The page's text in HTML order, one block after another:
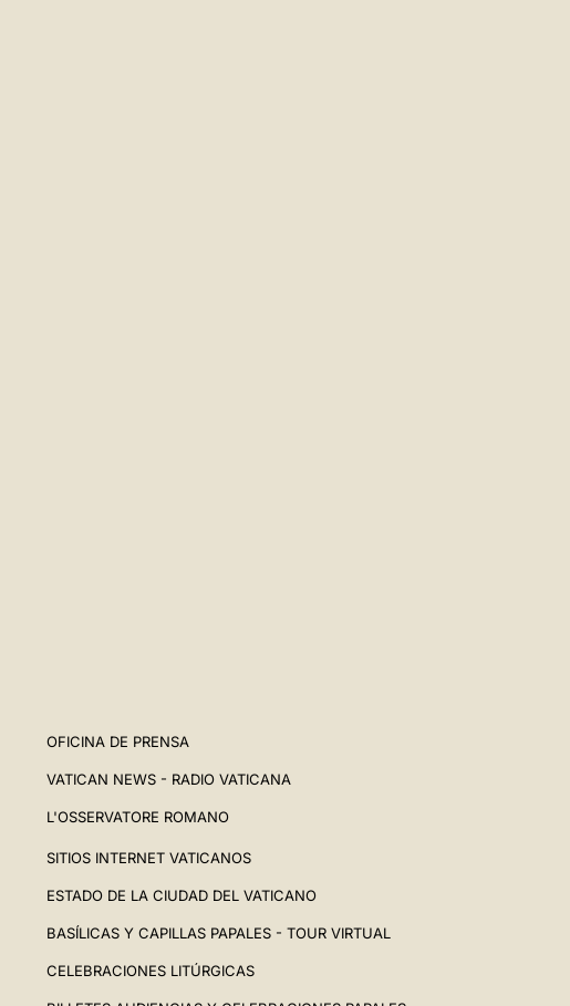
OFICINA DE PRENSA
VATICAN NEWS - RADIO VATICANA
L'OSSERVATORE ROMANO
SITIOS INTERNET VATICANOS
ESTADO DE LA CIUDAD DEL VATICANO
BASÍLICAS Y CAPILLAS PAPALES - TOUR VIRTUAL
CELEBRACIONES LITÚRGICAS